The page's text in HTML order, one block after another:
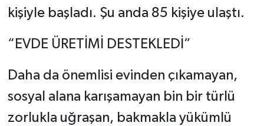
kişiyle başladı. Şu anda 85 kişiye ulaştı.
“EVDE ÜRETİMİ DESTEKLEDİ”
Daha da önemlisi evinden çıkamayan,
sosyal alana karışamayan bin bir türlü
zorlukla uğraşan, bakmakla yükümlü